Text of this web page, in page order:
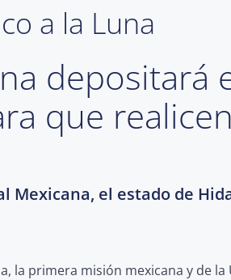
a la Luna
que
Mexicana, el estado de
la primera misión mexicana y de